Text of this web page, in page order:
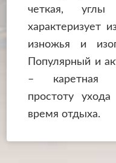
четкая, углы
характеризует
изножья и
Популярный и
– каретная
простоту
время отдыха.